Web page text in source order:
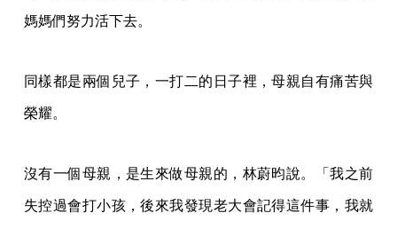
媽媽們努力活下去。
同樣都是兩個兒子，一打二的日子裡，母親自有痛苦與
榮耀。
沒有一個母親，是生來做母親的，林蔚昀說。「我之前
失控過會打小孩，後來我發現老大會記得這件事，我就